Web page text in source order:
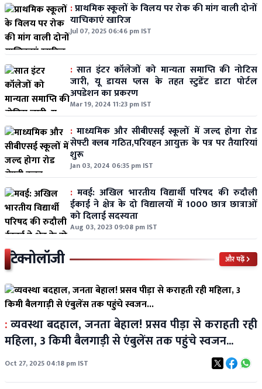
:प्राथमिक स्कूलों के विलय पर रोक की मांग वाली दोनों
याचिकाएं खारिज
Jul 07, 2025 06:46 pm IST
: सात इंटर कॉलेजों को मान्यता समाप्ति की नोटिस
जारी, यू डायस प्लस के तहत स्टुडेंट डाटा पोर्टल
अपडेशन का प्रकरण
Mar 19, 2024 11:23 pm IST
: माध्यमिक और सीबीएसई स्कूलों में जल्द होगा रोड
सेफ्टी क्लब गठित,परिवहन आयुक्त के पत्र पर तैयारियां
शुरू
Jan 03, 2024 06:35 pm IST
: मवई: अखिल भारतीय विद्यार्थी परिषद की रुदौली
ईकाई ने क्षेत्र के दो विद्यालयों में 1000 छात्र छात्राओं
को दिलाई सदस्यता
Aug 03, 2023 09:08 pm IST
टेक्नोलॉजी और पढ़ें
:व्यवस्था बदहाल, जनता बेहाल! प्रसव पीड़ा से कराहती रही
महिला, 3 किमी बैलगाड़ी से एंबुलेंस तक पहुंचे स्वजन...
Oct 27, 2025 04:18 pm IST